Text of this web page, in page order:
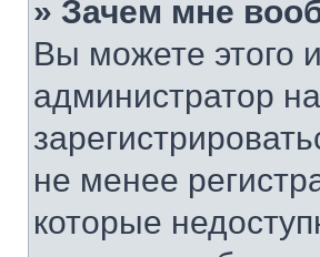
» Зачем мне
Вы можете этого
администратор
не менее
которые